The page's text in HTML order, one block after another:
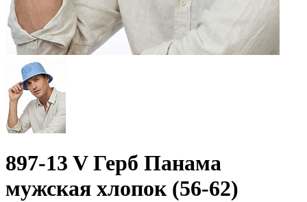
897-13 V Герб Панама
мужская хлопок (56-62)